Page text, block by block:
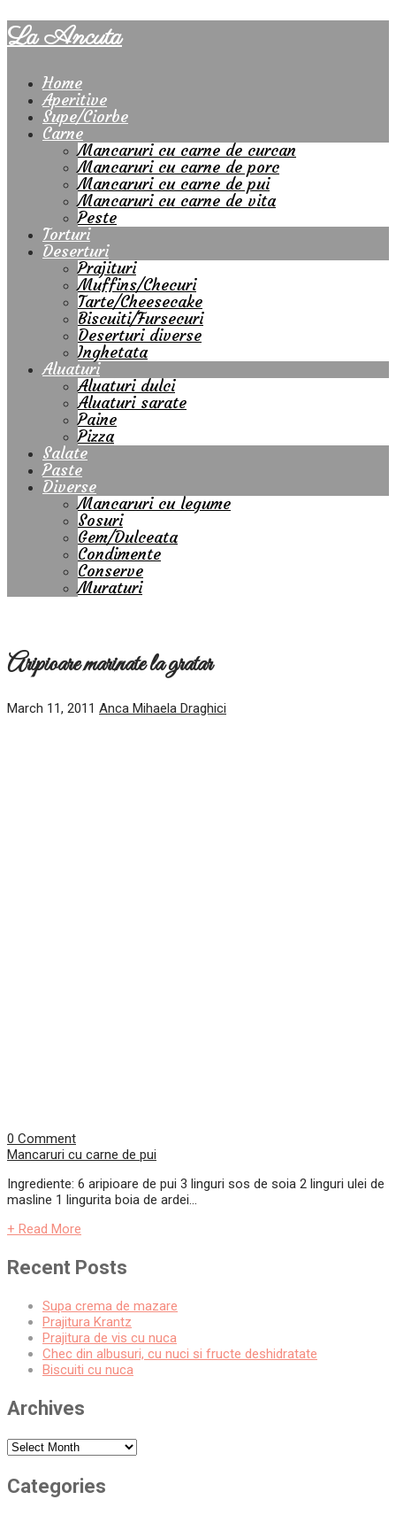
La Ancuta
Home
Aperitive
Supe/Ciorbe
Carne
Mancaruri cu carne de curcan
Mancaruri cu carne de porc
Mancaruri cu carne de pui
Mancaruri cu carne de vita
Peste
Torturi
Deserturi
Prajituri
Muffins/Checuri
Tarte/Cheesecake
Biscuiti/Fursecuri
Deserturi diverse
Inghetata
Aluaturi
Aluaturi dulci
Aluaturi sarate
Paine
Pizza
Salate
Paste
Diverse
Mancaruri cu legume
Sosuri
Gem/Dulceata
Condimente
Conserve
Muraturi
Aripioare marinate la gratar
March 11, 2011 Anca Mihaela Draghici
0 Comment
Mancaruri cu carne de pui
Ingrediente: 6 aripioare de pui 3 linguri sos de soia 2 linguri ulei de
masline 1 lingurita boia de ardei...
+ Read More
Recent Posts
Supa crema de mazare
Prajitura Krantz
Prajitura de vis cu nuca
Chec din albusuri, cu nuci si fructe deshidratate
Biscuiti cu nuca
Archives
Archives
Categories